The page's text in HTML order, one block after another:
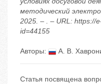
методический
2025. – . – URL: https://
id=44155
Авторы: А. В.
Статья посвящена